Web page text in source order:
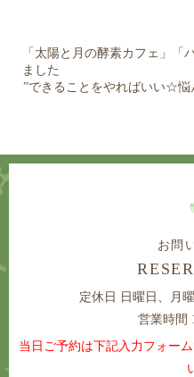
「太陽と月の酵素カフェ」「
ました
”できることをやればいい☆悩
お問
定休日 日曜日、月
営業時間
当日ご予約は下記入力フォー